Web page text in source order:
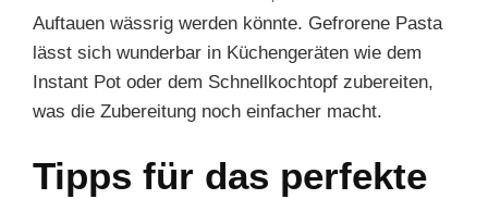
Auftauen wässrig werden könnte. Gefrorene Pasta
lässt sich wunderbar in Küchengeräten wie dem
Instant Pot oder dem Schnellkochtopf zubereiten,
was die Zubereitung noch einfacher macht.
Tipps für das perfekte